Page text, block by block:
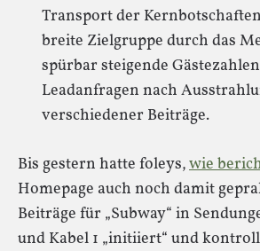
Transport der
breite Zielgruppe durch das
spürbar steigende
Leadanfragen nach
verschiedener Beiträge.
Bis gestern hatte foleys,wie
Homepage auch noch damit
Beiträge für „Subway“ in
und Kabel 1 „initiiert“ und